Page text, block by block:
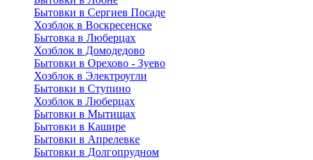
Бытовки в Сергиев Посаде
Хозблок в Воскресенске
Бытовка в Люберцах
Хозблок в Домодедово
Бытовки в Орехово - Зуево
Хозблок в Электроугли
Бытовки в Ступино
Хозблок в Люберцах
Бытовки в Мытищах
Бытовки в Кашире
Бытовки в Апрелевке
Бытовки в Долгопрудном